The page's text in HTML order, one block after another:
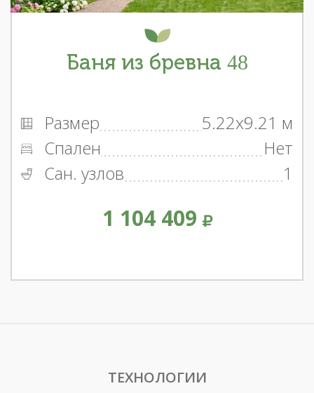
Баня из бревна 48
Размер
5.22x9.21 м
Спален
Нет
Сан. узлов
1
1 104 409
ТЕХНОЛОГИИ